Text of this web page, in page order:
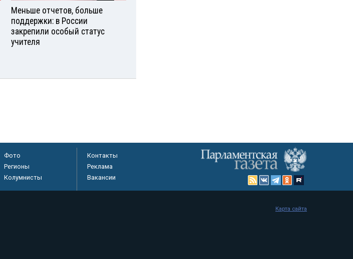
Меньше отчетов, больше
поддержки: в России
закрепили особый статус
учителя
Фото
Регионы
Колумнисты
Контакты
Реклама
Вакансии
Карта сайта